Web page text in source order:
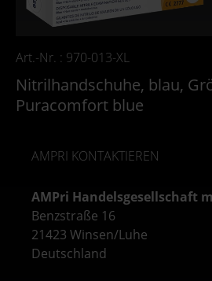
Art.-Nr. : 970-013-XL
Nitrilhandschuhe, blau,
Puracomfort blue
AMPRI KONTAKTIEREN
AMPri Handelsgesellschaft
Benzstraße 16
21423 Winsen/Luhe
Deutschland